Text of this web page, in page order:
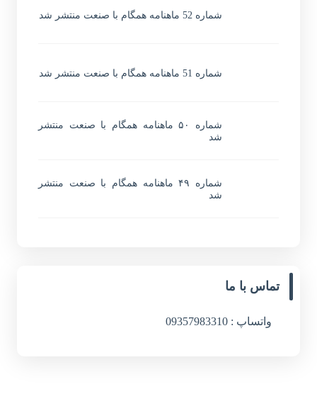
شماره 52 ماهنامه همگام با صنعت منتشر شد
شماره 51 ماهنامه همگام با صنعت منتشر شد
شماره ۵۰ ماهنامه همگام با صنعت منتشر
شد
شماره ۴۹ ماهنامه همگام با صنعت منتشر
شد
تماس با ما
واتساپ : 09357983310